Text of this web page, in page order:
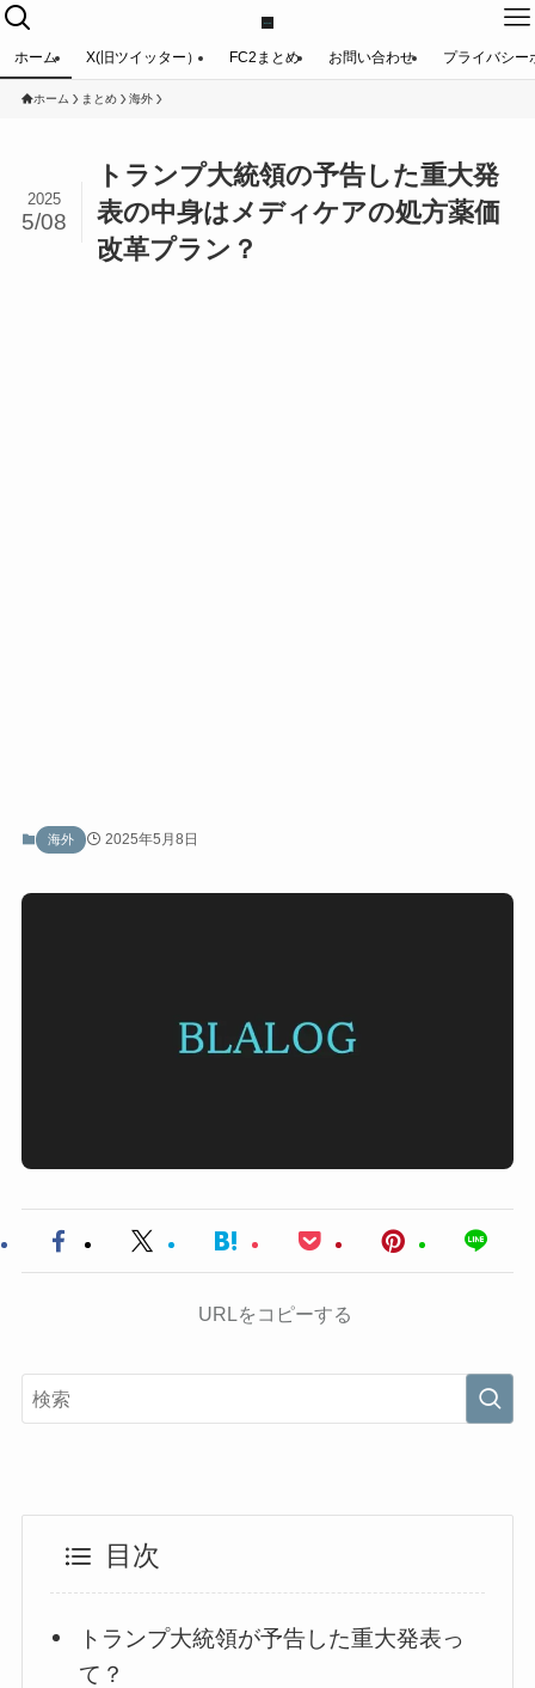
ホーム X(旧ツイッター） FC2まとめ お問い合わせ プライバシー
ホーム まとめ 海外
トランプ大統領の予告した重大発
表の中身はメディケアの処方薬価
改革プラン？
2025
5/08
海外 2025年5月8日
URLをコピーする
目次
トランプ大統領が予告した重大発表っ
て？